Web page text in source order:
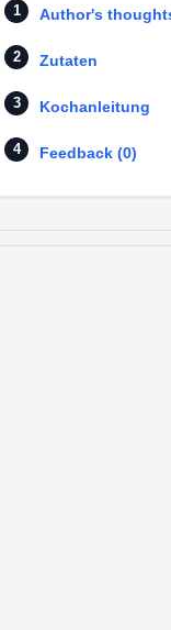
Author's
Zutaten
Kochanleitung
Feedback (0)